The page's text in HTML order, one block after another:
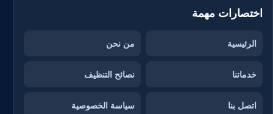
اختصارات مهمة
الرئيسية من نحن
خدماتنا نصائح التنظيف
اتصل بنا سياسة الخصوصية